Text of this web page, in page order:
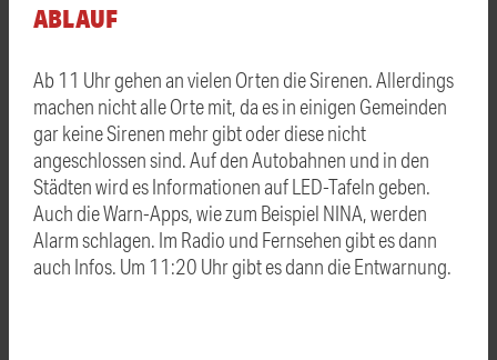
ABLAUF
Ab 11 Uhr gehen an vielen Orten die Sirenen. Allerdings
machen nicht alle Orte mit, da es in einigen Gemeinden
gar keine Sirenen mehr gibt oder diese nicht
angeschlossen sind. Auf den Autobahnen und in den
Städten wird es Informationen auf LED-Tafeln geben.
Auch die Warn-Apps, wie zum Beispiel NINA, werden
Alarm schlagen. Im Radio und Fernsehen gibt es dann
auch Infos. Um 11:20 Uhr gibt es dann die Entwarnung.